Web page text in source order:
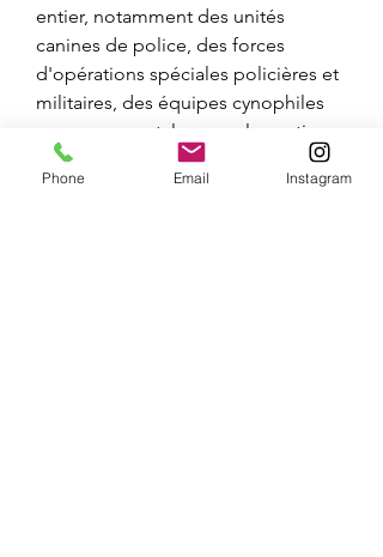
entier, notamment des unités
canines de police, des forces
d'opérations spéciales policières et
militaires, des équipes cynophiles
gouvernementales pour la gestion
des grands carnivores, des équipes
cynophiles de recherche et de
Phone Email Instagram